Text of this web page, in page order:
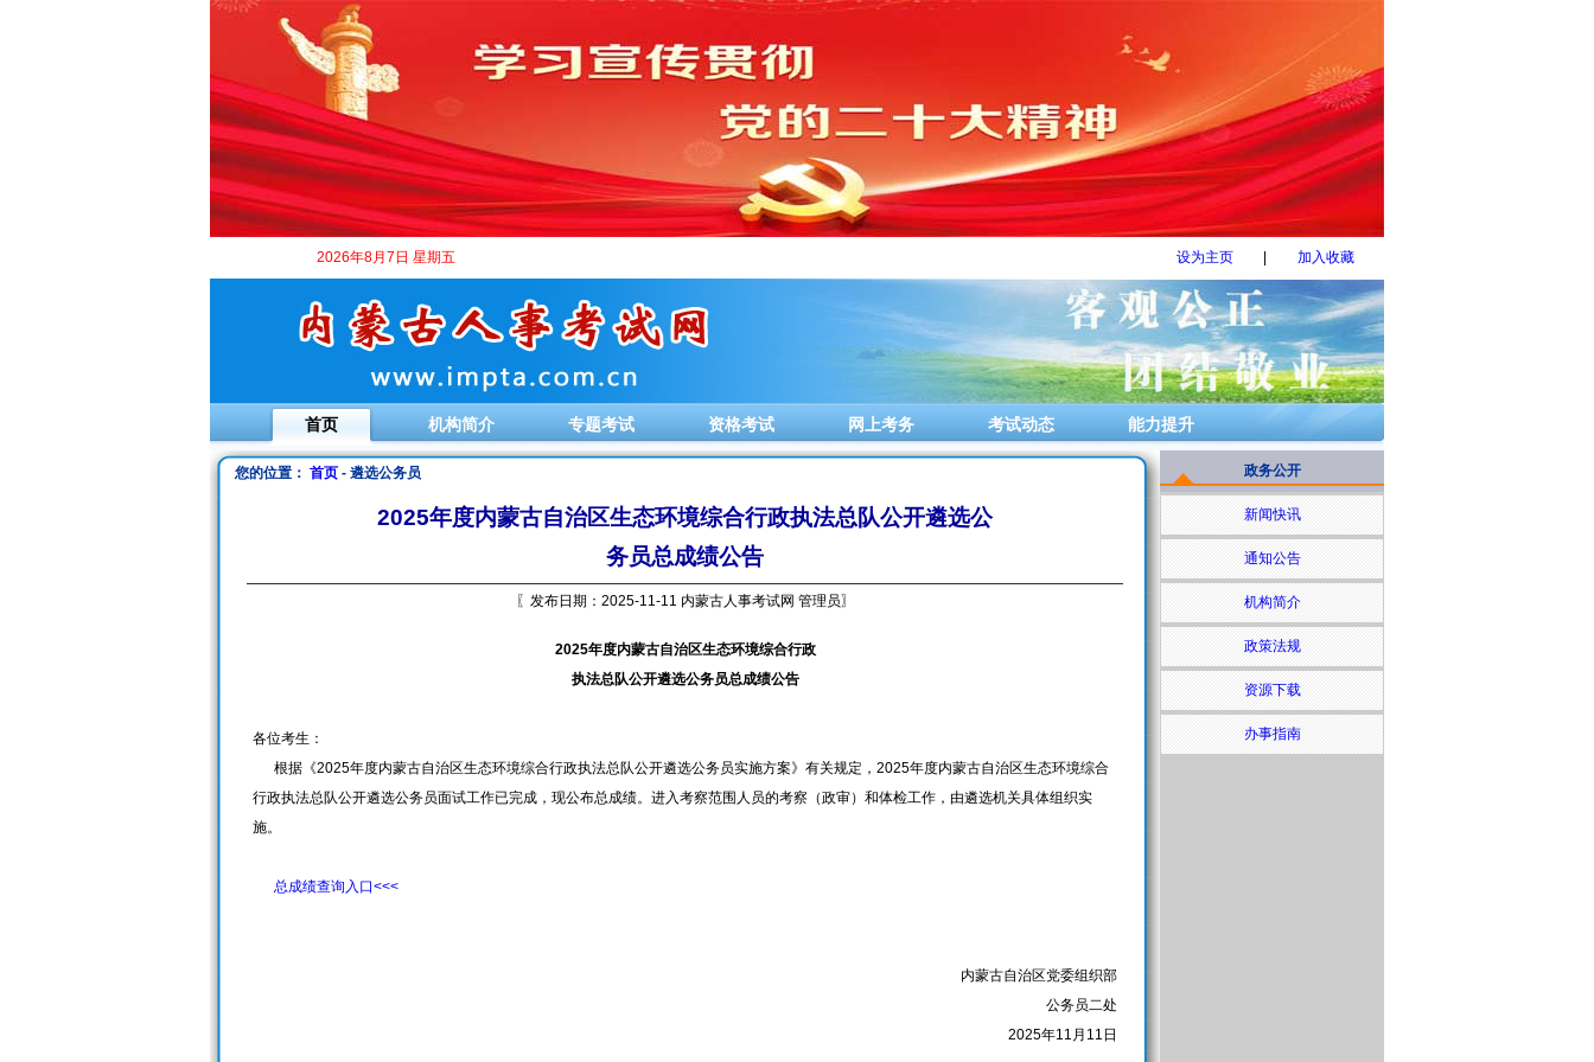
2026年8月7日 星期五 设为主页 加入收藏
首页 机构简介 专题考试 资格考试 网上考务 考试动态 能力提升
您的位置： 首页- 遴选公务员
2025年度内蒙古自治区生态环境综合行政执法总队公开遴选公
务员总成绩公告
〖发布日期：2025-11-11 内蒙古人事考试网 管理员〗
2025年度内蒙古自治区生态环境综合行政
执法总队公开遴选公务员总成绩公告
各位考生：
根据《2025年度内蒙古自治区生态环境综合行政执法总队公开遴选公务员实施方案》有关规定，2025年度内蒙古自治区生态环境综合
行政执法总队公开遴选公务员面试工作已完成，现公布总成绩。进入考察范围人员的考察（政审）和体检工作，由遴选机关具体组织实
施。
总成绩查询入口<<<
内蒙古自治区党委组织部
公务员二处
2025年11月11 日
政务公开
新闻快讯
通知公告
机构简介
政策法规
资源下载
办事指南